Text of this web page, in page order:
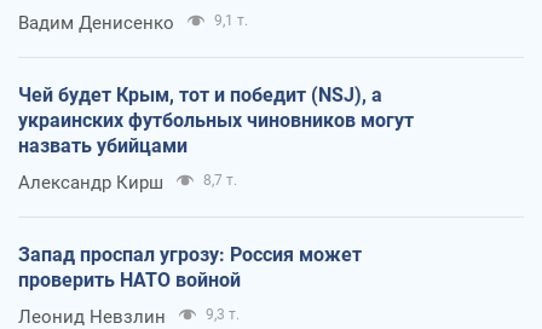
Вадим Денисенко 9,1 т.
Чей будет Крым, тот и победит (NSJ), а
украинских футбольных чиновников могут
назвать убийцами
Александр Кирш 8,7 т.
Запад проспал угрозу: Россия может
проверить НАТО войной
Леонид Невзлин 9,3 т.